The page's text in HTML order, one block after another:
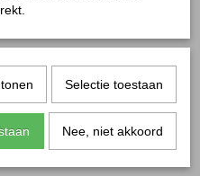
met elastisch
uitstraling en maakt deze
het seizoen en eindeloos te
tops of style ‘m iets chiquer
Selectie toestaan
Nee, niet akkoord